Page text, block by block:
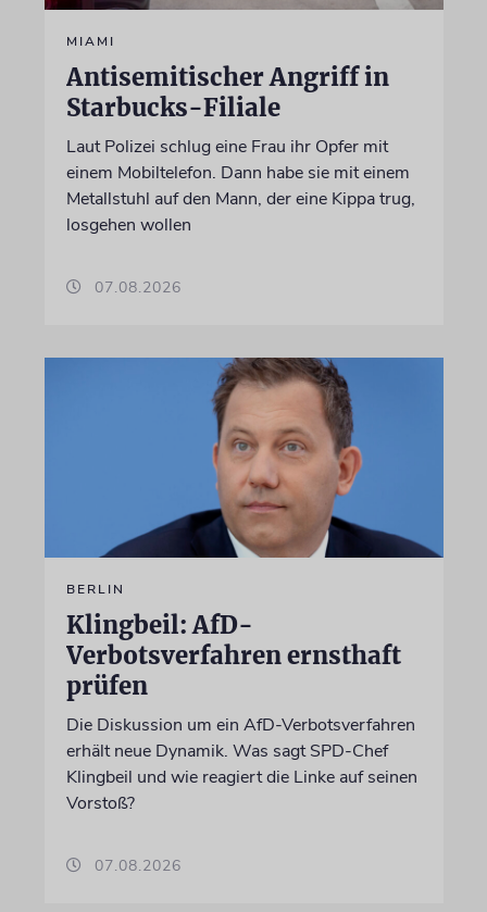
MIAMI
Antisemitischer Angriff in
Starbucks-Filiale
Laut Polizei schlug eine Frau ihr Opfer mit
einem Mobiltelefon. Dann habe sie mit einem
Metallstuhl auf den Mann, der eine Kippa trug,
losgehen wollen
07.08.2026
BERLIN
Klingbeil: AfD-
Verbotsverfahren ernsthaft
prüfen
Die Diskussion um ein AfD-Verbotsverfahren
erhält neue Dynamik. Was sagt SPD-Chef
Klingbeil und wie reagiert die Linke auf seinen
Vorstoß?
07.08.2026